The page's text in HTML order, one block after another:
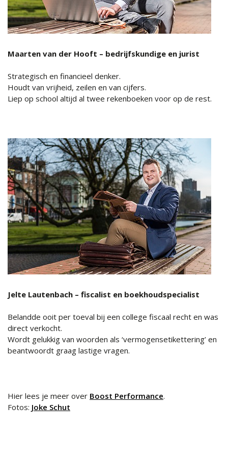
Maarten van der Hooft – bedrijfskundige en jurist
Strategisch en financieel denker.
Houdt van vrijheid, zeilen en van cijfers.
Liep op school altijd al twee rekenboeken voor op de rest.
Jelte Lautenbach – fiscalist en boekhoudspecialist
Belandde ooit per toeval bij een college fiscaal recht en was
direct verkocht.
Wordt gelukkig van woorden als ‘vermogensetikettering’ en
beantwoordt graag lastige vragen.
Hier lees je meer over Boost Performance.
Fotos: Joke Schut